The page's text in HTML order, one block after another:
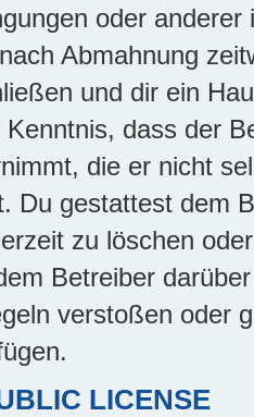
oder
Abmahnung
und dir ein
dass der
die er nicht
Du gestattest dem
zu löschen
Betreiber
verstoßen oder
LICENSE